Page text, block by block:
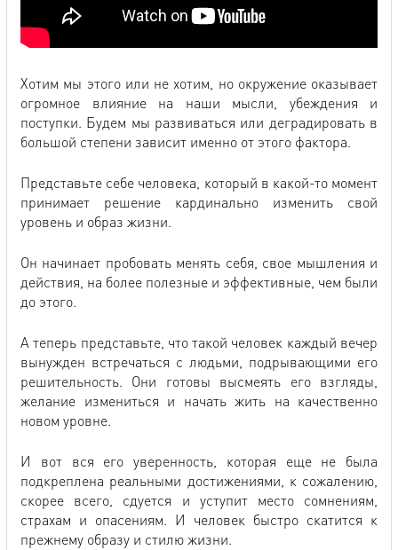
Хотим мы этого или не хотим, но окружение оказывает
огромное влияние на наши мысли, убеждения и
поступки. Будем мы развиваться или деградировать в
большой степени зависит именно от этого фактора.
Представьте себе человека, который в какой-то момент
принимает решение кардинально изменить свой
уровень и образ жизни.
Он начинает пробовать менять себя, свое мышления и
действия, на более полезные и эффективные, чем были
до этого.
А теперь представьте, что такой человек каждый вечер
вынужден встречаться с людьми, подрывающими его
решительность. Они готовы высмеять его взгляды,
желание измениться и начать жить на качественно
новом уровне.
И вот вся его уверенность, которая еще не была
подкреплена реальными достижениями, к сожалению,
скорее всего, сдуется и уступит место сомнениям,
страхам и опасениям. И человек быстро скатится к
прежнему образу и стилю жизни.